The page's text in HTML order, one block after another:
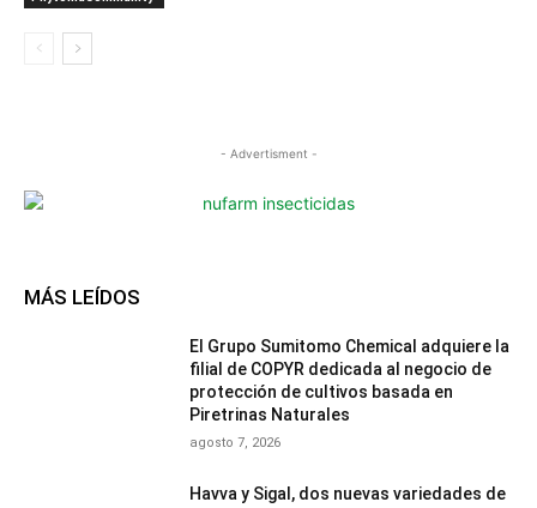
- Advertisment -
MÁS LEÍDOS
El Grupo Sumitomo Chemical adquiere la
filial de COPYR dedicada al negocio de
protección de cultivos basada en
Piretrinas Naturales
agosto 7, 2026
Havva y Sigal, dos nuevas variedades de